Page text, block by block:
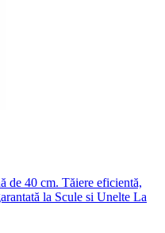
de 40 cm. Tăiere eficientă,
la Scule si Unelte La